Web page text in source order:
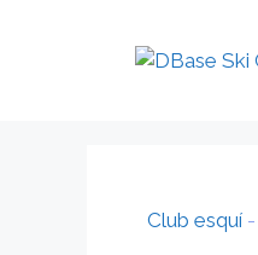
Club esquí -